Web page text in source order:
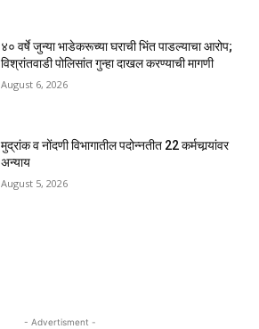
४० वर्षे जुन्या भाडेकरूच्या घराची भिंत पाडल्याचा आरोप;
विश्रांतवाडी पोलिसांत गुन्हा दाखल करण्याची मागणी
August 6, 2026
मुद्रांक व नोंदणी विभागातील पदोन्नतीत 22 कर्मचार्‍यांवर
अन्याय
August 5, 2026
- Advertisment -